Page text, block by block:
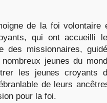
de la foi volontaire
qui ont accueilli
des missionnaires,
jeunes du
les jeunes croyants
de leurs
pour la foi.